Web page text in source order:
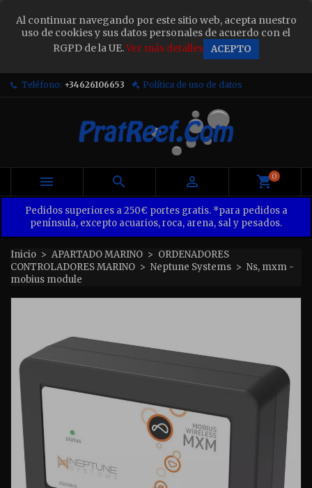
Al continuar navegando por este sitio web, acepta nuestro
uso de cookies y sus datos personales de acuerdo con el
RGPD de la UE.Ver más detalles ACEPTO
Teléfono: +34626106653 Política de uso de datos
   0
Pedidos superiores a 250€ portes gratis. *para pedidos a
península, excepto acuarios, roca, arena, sal y pesados.
Inicio APARTADO MARINO
ORDENADORES
CONTROLADORES MARINO
Neptune Systems
Ns, mxm -
mobius module
Sign in ×
You need to be logged in to save products in your
wish list.